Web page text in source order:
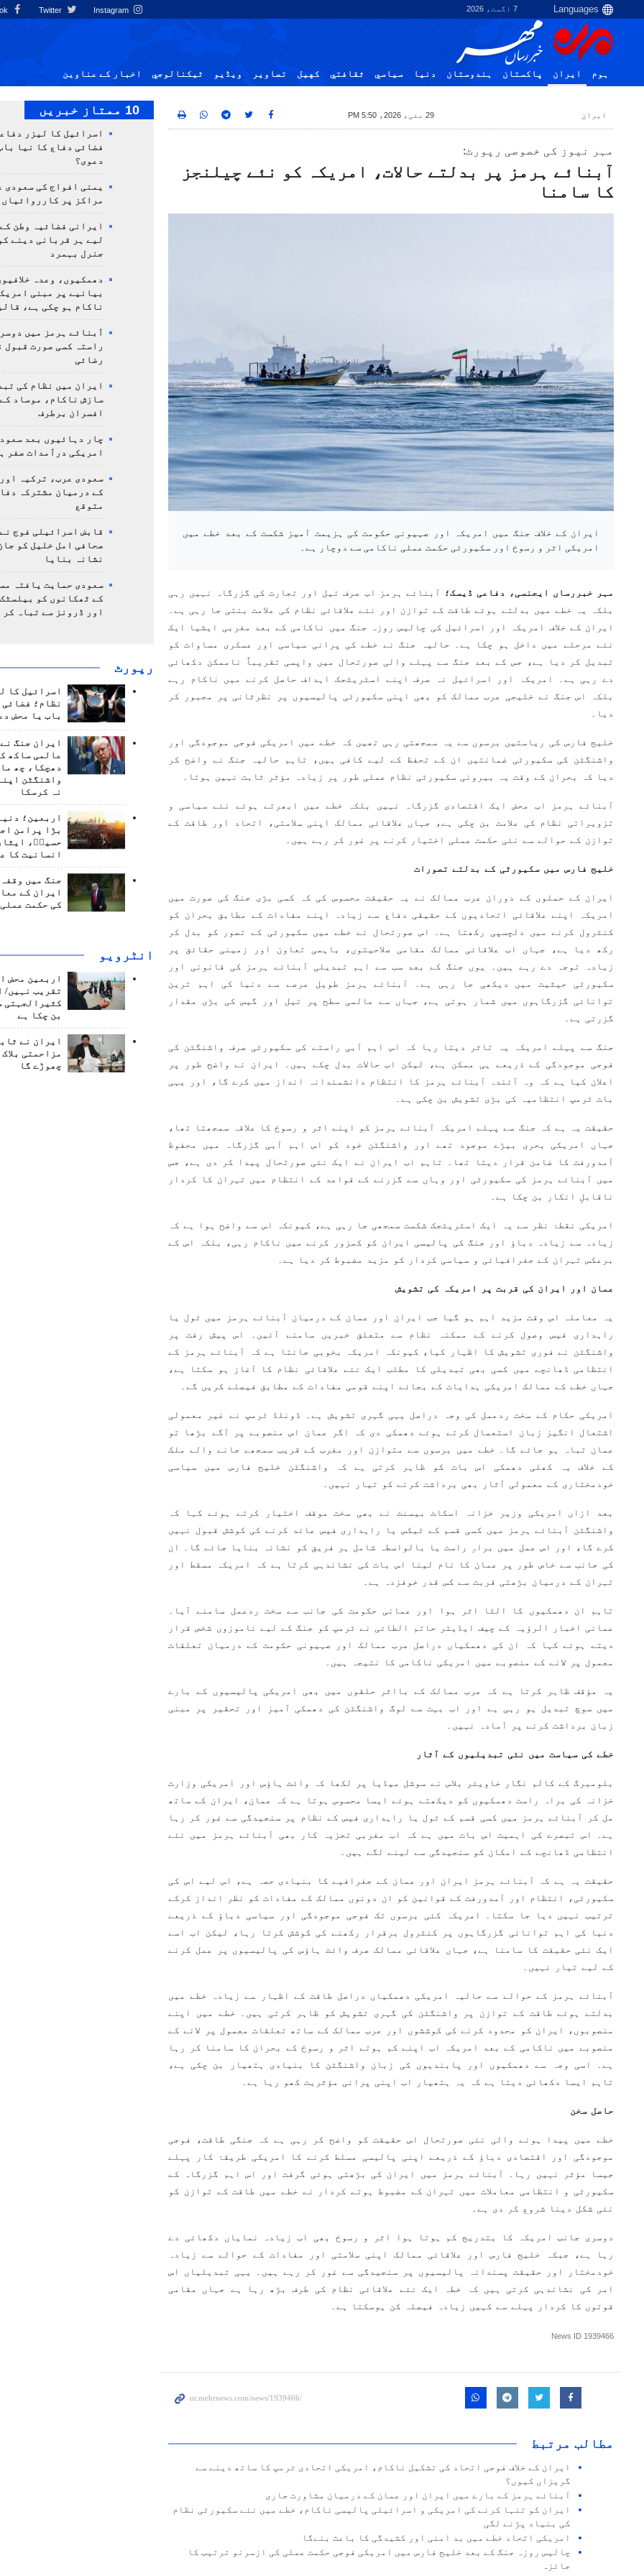
7 اگست، 2026 Instagram
ہوم ایران پاکستان ہندوستان دنیا سياسي ثقافتي کهيل تصاوير ویڈیو ٹيكنالوجي اخبار کے عناوین
ایران 29 مئی، 2026، 5:50 PM
مہر نیوز کی خصوصی رپورٹ:
آبنائے ہرمز پر بدلتے حالات، امریکہ کو نئے چیلنجز
کا سامنا
ایران کے خلاف جنگ میں امریکہ اور صہیونی حکومت کی ہزیمت آمیز شکست کے بعد خطے میں
امریکی اثر و رسوخ اور سکیورٹی حکمت عملی ناکامی سے دوچار ہے۔
مہر خبررساں ایجنسی، دفاعی ڈیسک؛ آبنائے ہرمز اب صرف تیل اور تجارت کی گزرگاہ نہیں رہی
بلکہ یہ خطے میں بدلتے ہوئے طاقت کے توازن اور نئے علاقائی نظام کی علامت بنتی جا رہی ہے۔
ایران کے خلاف امریکہ اور اسرائیل کی چالیس روزہ جنگ میں ناکامی کے بعد مغربی ایشیا ایک
نئے مرحلے میں داخل ہو چکا ہے۔ حالیہ جنگ نے خطے کی پرانی سیاسی اور عسکری مساوات کو
تبدیل کر دیا ہے، جس کے بعد جنگ سے پہلے والی صورتحال میں واپسی تقریباً ناممکن دکھائی
دے رہی ہے۔ امریکہ اور اسرائیل نہ صرف اپنے اسٹریٹجک اہداف حاصل کرنے میں ناکام رہے
بلکہ اس جنگ نے خلیجی عرب ممالک کو بھی اپنی سکیورٹی پالیسیوں پر نظرثانی پر مجبور کر
دیا۔
خلیج فارس کی ریاستیں برسوں سے یہ سمجھتی رہی تھیں کہ خطے میں امریکی فوجی موجودگی اور
واشنگٹن کی سکیورٹی ضمانتیں ان کے تحفظ کے لیے کافی ہیں، تاہم حالیہ جنگ نے واضح کر
دیا کہ بحران کے وقت یہ بیرونی سکیورٹی نظام عملی طور پر زیادہ مؤثر ثابت نہیں ہوتا۔
آبنائے ہرمز اب محض ایک اقتصادی گزرگاہ نہیں بلکہ خطے میں ابھرتے ہوئے نئے سیاسی و
تزویراتی نظام کی علامت بن چکی ہے، جہاں علاقائی ممالک اپنی سلامتی، اتحاد اور طاقت کے
توازن کے حوالے سے نئی حکمت عملی اختیار کرنے پر غور کر رہے ہیں۔
خلیج فارس میں سکیورٹی کے بدلتے تصورات
ایران کے حملوں کے دوران عرب ممالک نے یہ حقیقت محسوس کی کہ کسی بڑی جنگ کی صورت میں
امریکہ اپنے علاقائی اتحادیوں کے حقیقی دفاع سے زیادہ اپنے مفادات کے مطابق بحران کو
کنٹرول کرنے میں دلچسپی رکھتا ہے۔ اس صورتحال نے خطے میں سکیورٹی کے تصور کو بدل کر
رکھ دیا ہے، جہاں اب علاقائی ممالک مقامی صلاحیتوں، باہمی تعاون اور زمینی حقائق پر
زیادہ توجہ دے رہے ہیں۔ یوں جنگ کے بعد سب سے اہم تبدیلی آبنائے ہرمز کی قانونی اور
سکیورٹی حیثیت میں دیکھی جا رہی ہے۔ آبنائے ہرمز طویل عرصے سے دنیا کی اہم ترین
توانائی گزرگاہوں میں شمار ہوتی ہے، جہاں سے عالمی سطح پر تیل اور گیس کی بڑی مقدار
گزرتی ہے۔
جنگ سے پہلے امریکہ یہ تاثر دیتا رہا کہ اس اہم آبی راستے کی سکیورٹی صرف واشنگٹن کی
فوجی موجودگی کے ذریعے ہی ممکن ہے، لیکن اب حالات بدل چکے ہیں۔ ایران نے واضح طور پر
اعلان کیا ہے کہ وہ آئندہ آبنائے ہرمز کا انتظام دانشمندانہ انداز میں کرے گا، اور یہی
بات ٹرمپ انتظامیہ کی بڑی تشویش بن چکی ہے۔
حقیقت یہ ہے کہ جنگ سے پہلے امریکہ آبنائے ہرمز کو اپنے اثر و رسوخ کا علاقہ سمجھتا تھا،
جہاں امریکی بحری بیڑے موجود تھے اور واشنگٹن خود کو اس اہم آبی گزرگاہ میں محفوظ
آمدورفت کا ضامن قرار دیتا تھا۔ تاہم اب ایران نے ایک نئی صورتحال پیدا کر دی ہے، جس
میں آبنائے ہرمز کی سکیورٹی اور وہاں سے گزرنے کے قواعد کے انتظام میں تہران کا کردار
ناقابلِ انکار بن چکا ہے۔
امریکی نقطۂ نظر سے یہ ایک اسٹریٹجک شکست سمجھی جا رہی ہے، کیونکہ اس سے واضح ہوا ہے کہ
زیادہ سے زیادہ دباؤ اور جنگ کی پالیسی ایران کو کمزور کرنے میں ناکام رہی، بلکہ اس کے
برعکس تہران کے جغرافیائی و سیاسی کردار کو مزید مضبوط کر دیا ہے۔
عمان اور ایران کی قربت پر امریکہ کی تشویش
یہ معاملہ اس وقت مزید اہم ہو گیا جب ایران اور عمان کے درمیان آبنائے ہرمز میں ٹول یا
راہداری فیس وصول کرنے کے ممکنہ نظام سے متعلق خبریں سامنے آئیں۔ اس پیش رفت پر
واشنگٹن نے فوری تشویش کا اظہار کیا، کیونکہ امریکہ بخوبی جانتا ہے کہ آبنائے ہرمز کے
انتظامی ڈھانچے میں کسی بھی تبدیلی کا مطلب ایک نئے علاقائی نظام کا آغاز ہو سکتا ہے،
جہاں خطے کے ممالک امریکی ہدایات کے بجائے اپنے قومی مفادات کے مطابق فیصلے کریں گے۔
امریکی حکام کے سخت ردعمل کی وجہ دراصل یہی گہری تشویش ہے۔ ڈونلڈ ٹرمپ نے غیر معمولی
اشتعال انگیز زبان استعمال کرتے ہوئے دھمکی دی کہ اگر عمان اس منصوبے پر آگے بڑھا تو
عمان تباہ ہو جائے گا۔ خطے میں برسوں سے متوازن اور مغرب کے قریب سمجھے جانے والے ملک
کے خلاف یہ کھلی دھمکی اس بات کو ظاہر کرتی ہے کہ واشنگٹن خلیج فارس میں سیاسی
خودمختاری کے معمولی آثار بھی برداشت کرنے کو تیار نہیں۔
بعد ازاں امریکی وزیر خزانہ اسکاٹ بیسنٹ نے بھی سخت موقف اختیار کرتے ہوئے کہا کہ
واشنگٹن آبنائے ہرمز میں کسی قسم کے ٹیکس یا راہداری فیس عائد کرنے کی کوشش قبول نہیں
کرے گا، اور اس عمل میں براہِ راست یا بالواسطہ شامل ہر فریق کو نشانہ بنایا جائے گا۔ ان
کی جانب سے خاص طور پر عمان کا نام لینا اس بات کی نشاندہی کرتا ہے کہ امریکہ مسقط اور
تہران کے درمیان بڑھتی قربت سے کس قدر خوفزدہ ہے۔
تاہم ان دھمکیوں کا الٹا اثر ہوا اور عمانی حکومت کی جانب سے سخت ردعمل سامنے آیا۔
عمانی اخبار الرؤیہ کے چیف ایڈیٹر حاتم الطائی نے ٹرمپ کو جنگ کے لیے ناموزوں شخص قرار
دیتے ہوئے کہا کہ ان کی دھمکیاں دراصل عرب ممالک اور صہیونی حکومت کے درمیان تعلقات
معمول پر لانے کے منصوبے میں امریکی ناکامی کا نتیجہ ہیں۔
یہ مؤقف ظاہر کرتا ہے کہ عرب ممالک کے بااثر حلقوں میں بھی امریکی پالیسیوں کے بارے
میں سوچ تبدیل ہو رہی ہے اور اب بہت سے لوگ واشنگٹن کی دھمکی آمیز اور تحقیر پر مبنی
زبان برداشت کرنے پر آمادہ نہیں۔
خطے کی سیاست میں نئی تبدیلیوں کے آثار
بلومبرگ کے کالم نگار خاویئر بلاس نے سوشل میڈیا پر لکھا کہ وائٹ ہاؤس اور امریکی وزارت
خزانہ کی براہ راست دھمکیوں کو دیکھتے ہوئے ایسا محسوس ہوتا ہے کہ عمان، ایران کے ساتھ
مل کر آبنائے ہرمز میں کسی قسم کے ٹول یا راہداری فیس کے نظام پر سنجیدگی سے غور کر رہا
ہے۔ اس تبصرے کی اہمیت اس بات میں ہے کہ اب مغربی تجزیہ کار بھی آبنائے ہرمز میں نئے
انتظامی ڈھانچے کے امکان کو سنجیدگی سے لینے لگے ہیں۔
حقیقت یہ ہے کہ آبنائے ہرمز ایران اور عمان کے جغرافیے کا بنیادی حصہ ہے، اس لیے اس کی
سکیورٹی، انتظام اور آمدورفت کے قوانین کو ان دونوں ممالک کے مفادات کو نظر انداز کرکے
ترتیب نہیں دیا جا سکتا۔ امریکہ کئی برسوں تک فوجی موجودگی اور سیاسی دباؤ کے ذریعے
دنیا کی اہم توانائی گزرگاہوں پر کنٹرول برقرار رکھنے کی کوشش کرتا رہا، لیکن اب اسے
ایک نئی حقیقت کا سامنا ہے، جہاں علاقائی ممالک صرف وائٹ ہاؤس کی پالیسیوں پر عمل کرنے
کے لیے تیار نہیں۔
آبنائے ہرمز کے حوالے سے حالیہ امریکی دھمکیاں دراصل طاقت کے اظہار سے زیادہ خطے میں
بدلتے ہوئے طاقت کے توازن پر واشنگٹن کی گہری تشویش کو ظاہر کرتی ہیں۔ خطے میں اپنے
منصوبوں، ایران کو محدود کرنے کی کوششوں اور عرب ممالک کے ساتھ تعلقات معمول پر لانے کے
منصوبے میں ناکامی کے بعد امریکہ اب اپنے کم ہوتے اثر و رسوخ کے بحران کا سامنا کر رہا
ہے۔ اسی وجہ سے دھمکیوں اور پابندیوں کی زبان واشنگٹن کا بنیادی ہتھیار بن چکی ہے،
تاہم ایسا دکھائی دیتا ہے کہ یہ ہتھیار اب اپنی پرانی مؤثریت کھو رہا ہے۔
حاصل سخن
خطے میں پیدا ہونے والی نئی صورتحال اس حقیقت کو واضح کر رہی ہے کہ جنگی طاقت، فوجی
موجودگی اور اقتصادی دباؤ کے ذریعے اپنی پالیسی مسلط کرنے کا امریکی طریقۂ کار پہلے
جیسا مؤثر نہیں رہا۔ آبنائے ہرمز میں ایران کی بڑھتی ہوئی گرفت اور اس اہم گزرگاہ کے
سکیورٹی و انتظامی معاملات میں تہران کے مضبوط ہوتے کردار نے خطے میں طاقت کے توازن کو
نئی شکل دینا شروع کر دی ہے۔
دوسری جانب امریکہ کا بتدریج کم ہوتا ہوا اثر و رسوخ بھی اب زیادہ نمایاں دکھائی دے
رہا ہے، جبکہ خلیج فارس اور علاقائی ممالک اپنی سلامتی اور مفادات کے حوالے سے زیادہ
خودمختار اور حقیقت پسندانہ پالیسیوں پر سنجیدگی سے غور کر رہے ہیں۔ یہی تبدیلیاں اس
امر کی نشاندہی کرتی ہیں کہ خطہ ایک نئے علاقائی نظام کی طرف بڑھ رہا ہے جہاں مقامی
قوتوں کا کردار پہلے سے کہیں زیادہ فیصلہ کن ہوسکتا ہے۔
News ID 1939466
مطالب مرتبط
ایران کے خلاف فوجی اتحاد کی تشکیل ناکام، امریکی اتحادی ٹرمپ کا ساتھ دینے سے
گریزاں کیوں؟
آبنائے ہرمز کے بارے میں ایران اور عمان کے درمیان مشاورت جاری
ایران کو تنہا کرنے کی امریکی و اسرائیلی پالیسی ناکام، خطے میں نئے سکیورٹی نظام
کی بنیاد پڑنے لگی
امریکی اتحاد خطے میں بد امنی اور کشیدگی کا باعث بنےگا
چالیس روزہ جنگ کے بعد خلیج فارس میں امریکی فوجی حکمت عملی کی ازسرنو ترتیب کا
جائزہ
10 ممتاز خبریں
اسرائیل کا لیزر
فضائی دفاع کا نیا
دعوی؟
یمنی افواج کی سعودی
مراکز پر کارروائیاں
ایرانی فضائیہ وطن
لیے ہر قربانی دینے
جنرل بہمرد
دھمکیوں، وعدہ
بیانیے پر مبنی
ناکام ہو چکی ہے،
آبنائے ہرمز میں
راستہ کسی صورت قبول
رضائی
ایران میں نظام کی
سازش ناکام، موساد
افسران برطرف
چار دہائیوں بعد
امریکی درآمدات صفر
سعودی عرب، ترکیہ
کے درمیان مشترکہ
متوقع
قابض اسرائیلی فوج
صحافی امل خلیل کو
نشانہ بنایا
سعودی حمایت یافتہ
کے ٹھکانوں کو
اور ڈرونز سے تباہ کر
رپورٹ
اسرائیل کا
نظام؛ فضائی
باب یا محض
ایران جنگ
عالمی ساکھ
دھچکا، چھ
واشنگٹن
نہ کرسکا
اربعین؛
بڑا پرامن
حسینؑ،
انسانیت کا
جنگ میں
ایران کے
کی حکمت
انٹرويو
اربعین محض
تقریب نہیں/
کثیرالجہتی
بن چکا ہے
ایران نے
مزاحمتی
چھوڑے گا